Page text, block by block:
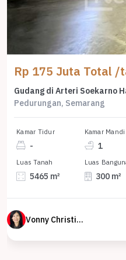
Rp 175 Juta Total /
Gudang di Arteri Soekarno
Pedurungan, Semarang
Kamar Tidur
-
Kamar Mandi
1
Luas Tanah
5465 m²
Luas
300 m²
Vonny Christina